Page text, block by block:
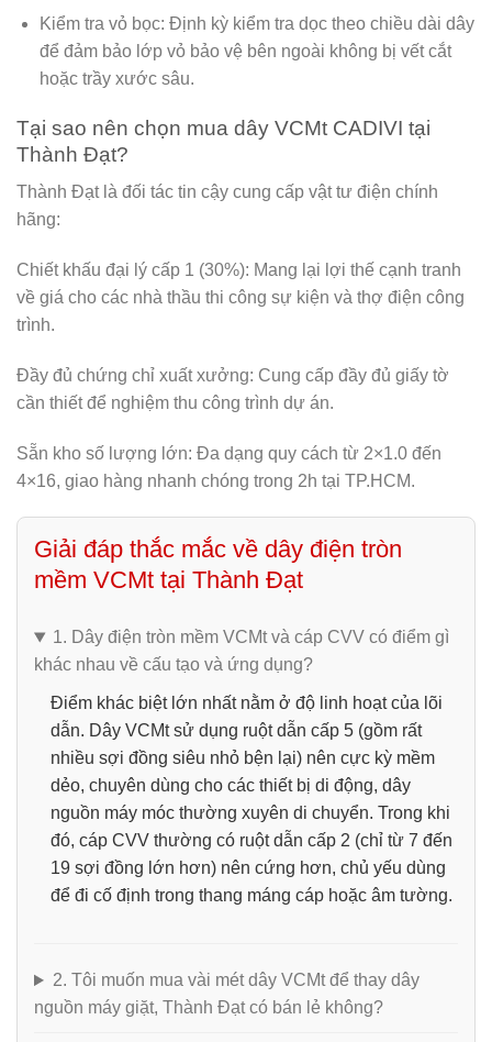
Kiểm tra vỏ bọc: Định kỳ kiểm tra dọc theo chiều dài dây
để đảm bảo lớp vỏ bảo vệ bên ngoài không bị vết cắt
hoặc trầy xước sâu.
Tại sao nên chọn mua dây VCMt CADIVI tại
Thành Đạt?
Thành Đạt là đối tác tin cậy cung cấp vật tư điện chính
hãng:
Chiết khấu đại lý cấp 1 (30%): Mang lại lợi thế cạnh tranh
về giá cho các nhà thầu thi công sự kiện và thợ điện công
trình.
Đầy đủ chứng chỉ xuất xưởng: Cung cấp đầy đủ giấy tờ
cần thiết để nghiệm thu công trình dự án.
Sẵn kho số lượng lớn: Đa dạng quy cách từ 2×1.0 đến
4×16, giao hàng nhanh chóng trong 2h tại TP.HCM.
Giải đáp thắc mắc về dây điện tròn
mềm VCMt tại Thành Đạt
1. Dây điện tròn mềm VCMt và cáp CVV có điểm gì
khác nhau về cấu tạo và ứng dụng?
Điểm khác biệt lớn nhất nằm ở độ linh hoạt của lõi
dẫn. Dây VCMtsử dụng ruột dẫn cấp 5 (gồm rất
nhiều sợi đồng siêu nhỏ bện lại) nên cực kỳ mềm
dẻo, chuyên dùng cho các thiết bị di động, dây
nguồn máy móc thường xuyên di chuyển. Trong khi
đó, cáp CVV thường có ruột dẫn cấp 2 (chỉ từ 7 đến
19 sợi đồng lớn hơn) nên cứng hơn, chủ yếu dùng
để đi cố định trong thang máng cáp hoặc âm tường.
2. Tôi muốn mua vài mét dây VCMt để thay dây
nguồn máy giặt, Thành Đạt có bán lẻ không?